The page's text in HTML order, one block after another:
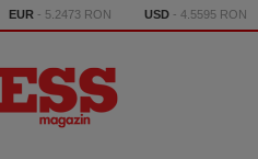
EUR - 5.2473 RON USD - 4.5595 RON